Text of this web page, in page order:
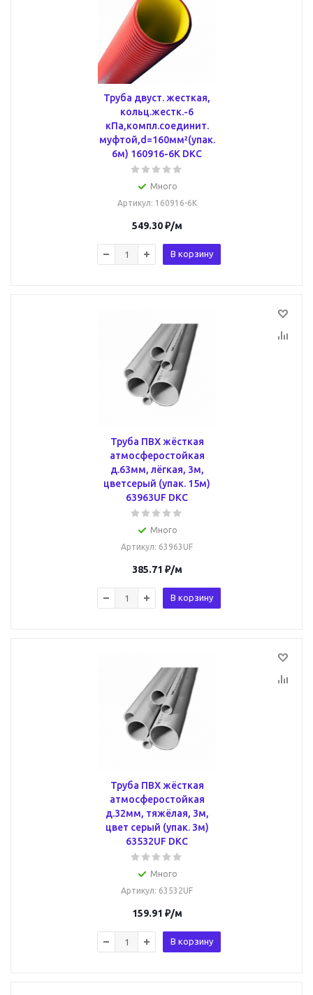
Труба двуст. жесткая,
кольц.жестк.-6
кПа,компл.соединит.
муфтой,d=160мм²(упак.
6м) 160916-6K DKC
Много
Артикул: 160916-6K
549.30₽/м
В корзину
Труба ПВХ жёсткая
атмосферостойкая
д.63мм, лёгкая, 3м,
цветсерый (упак. 15м)
63963UF DKC
Много
Артикул: 63963UF
385.71 ₽/м
В корзину
Труба ПВХ жёсткая
атмосферостойкая
д.32мм, тяжёлая, 3м,
цвет серый (упак. 3м)
63532UF DKC
Много
Артикул: 63532UF
159.91 ₽/м
В корзину